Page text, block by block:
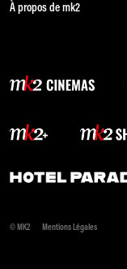
À propos de mk2
© MK2 Mentions Légales